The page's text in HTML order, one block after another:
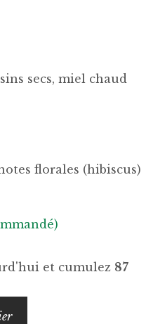
secs, miel chaud
florales (hibiscus)
et cumulez 87